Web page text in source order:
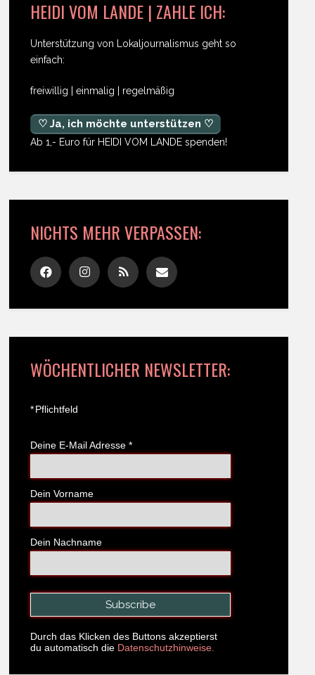
HEIDI VOM LANDE | ZAHLE ICH:
Unterstützung von Lokaljournalismus geht so
einfach:
freiwillig | einmalig | regelmäßig
♡ Ja, ich möchte unterstützen ♡
Ab 1,- Euro für HEIDI VOM LANDE spenden!
NICHTS MEHR VERPASSEN:
WÖCHENTLICHER NEWSLETTER:
*Pflichtfeld
Deine E-Mail Adresse *
Dein Vorname
Dein Nachname
Durch das Klicken des Buttons akzeptierst
du automatisch die Datenschutzhinweise.